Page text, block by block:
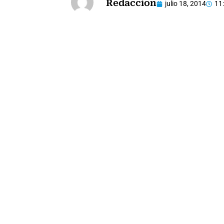
Redaccion julio 18, 2014